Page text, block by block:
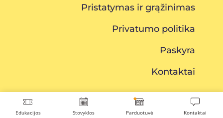
Edukacijos Stovyklos Parduotuvė Kontaktai
Pristatymas ir grąžinimas
Privatumo politika
Paskyra
Kontaktai